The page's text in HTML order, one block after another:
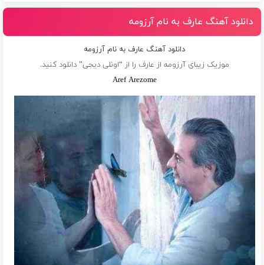
دانلود آهنگ عارف به نام آرزومه
دانلود آهنگ عارف به نام آرزومه
موزیک زیبای آرزومه از عارف را از “اونلی دیجی” دانلود کنید.
Aref Arezome